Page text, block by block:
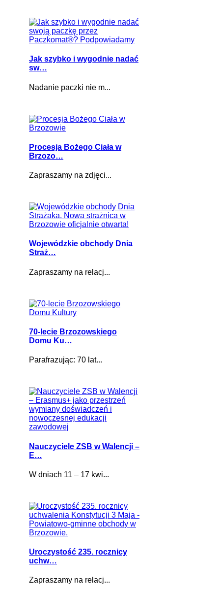
Jak szybko i wygodnie nadać
sw…
Nadanie paczki nie m...
Procesja Bożego Ciała w
Brzozo…
Zapraszamy na zdjęci...
Wojewódzkie obchody Dnia
Straż…
Zapraszamy na relacj...
70-lecie Brzozowskiego
Domu Ku…
Parafrazując: 70 lat...
Nauczyciele ZSB w Walencji –
E…
W dniach 11 – 17 kwi...
Uroczystość 235. rocznicy
uchw…
Zapraszamy na relacj...